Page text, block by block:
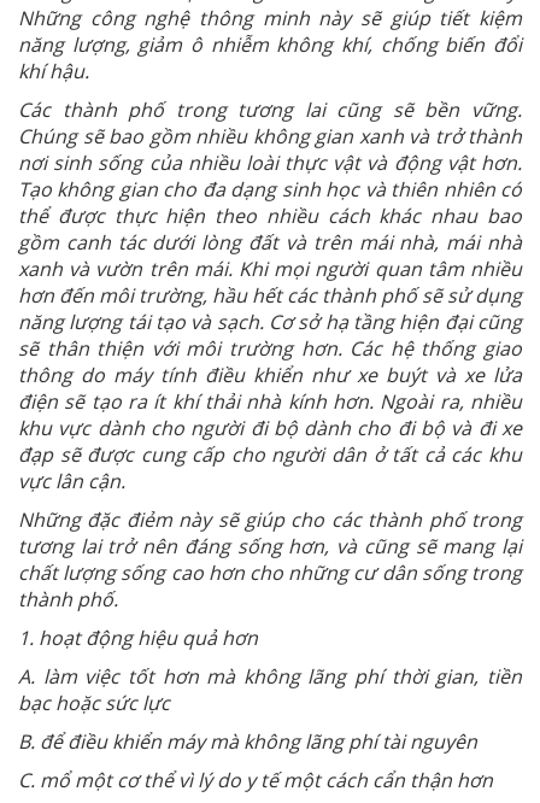
Những công nghệ thông minh này sẽ giúp tiết kiệm
năng lượng, giảm ô nhiễm không khí, chống biến đổi
khí hậu.
Các thành phố trong tương lai cũng sẽ bền vững.
Chúng sẽ bao gồm nhiều không gian xanh và trở thành
nơi sinh sống của nhiều loài thực vật và động vật hơn.
Tạo không gian cho đa dạng sinh học và thiên nhiên có
thể được thực hiện theo nhiều cách khác nhau bao
gồm canh tác dưới lòng đất và trên mái nhà, mái nhà
xanh và vườn trên mái. Khi mọi người quan tâm nhiều
hơn đến môi trường, hầu hết các thành phố sẽ sử dụng
năng lượng tái tạo và sạch. Cơ sở hạ tầng hiện đại cũng
sẽ thân thiện với môi trường hơn. Các hệ thống giao
thông do máy tính điều khiển như xe buýt và xe lửa
điện sẽ tạo ra ít khí thải nhà kính hơn. Ngoài ra, nhiều
khu vực dành cho người đi bộ dành cho đi bộ và đi xe
đạp sẽ được cung cấp cho người dân ở tất cả các khu
vực lân cận.
Những đặc điẻm này sẽ giúp cho các thành phố trong
tương lai trở nên đáng sống hơn, và cũng sẽ mang lại
chất lượng sống cao hơn cho những cư dân sống trong
thành phố.
1. hoạt động hiệu quả hơn
A. làm việc tốt hơn mà không lãng phí thời gian, tiền
bạc hoặc sức lực
B. để điều khiển máy mà không lãng phí tài nguyên
C. mổ một cơ thể vì lý do y tế một cách cẩn thận hơn